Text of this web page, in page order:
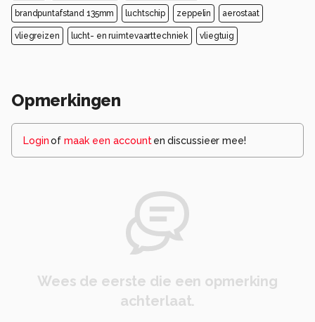
brandpuntafstand 135mm luchtschip zeppelin aerostaat
vliegreizen lucht- en ruimtevaarttechniek vliegtuig
Opmerkingen
Loginof maak een account en discussieer mee!
Wees de eerste die een opmerking
achterlaat.